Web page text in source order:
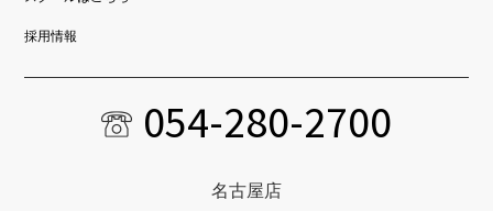
採用情報
054-280-2700
名古屋店